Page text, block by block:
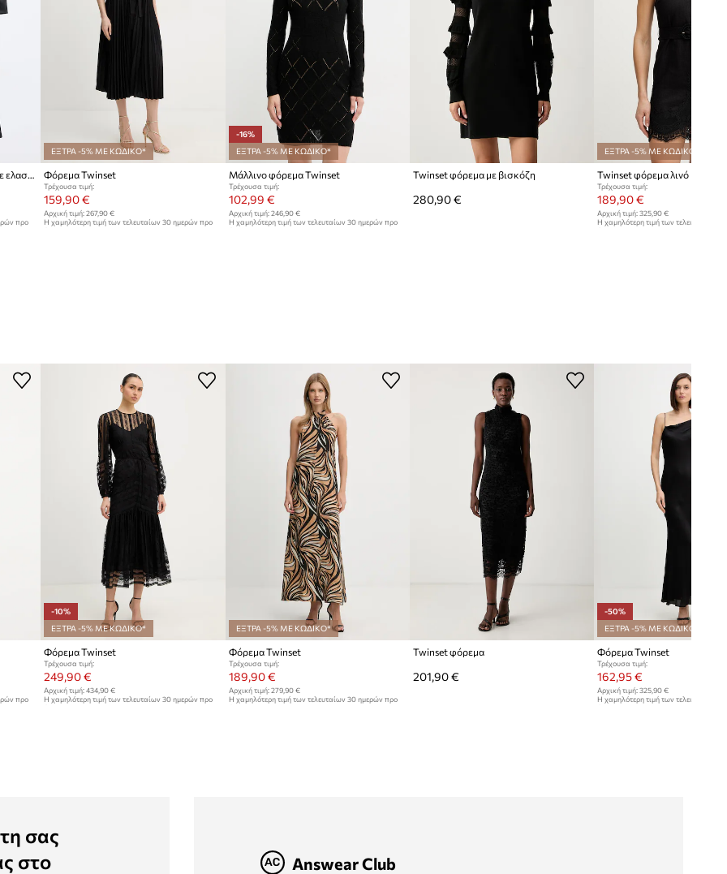
κατασκευαστή.
Πίνακας μεγέθους
Twinset Καλοκαιρινό βαμβάκι με ελαστάν
προ
ΕΞΤΡΑ -5% ΜΕ ΚΩΔΙΚΟ*
Φόρεμα Twinset
Τρέχουσα τιμή:
159,90 €
Αρχική τιμή: 267,90 €
Η χαμηλότερη τιμή των τελευταίων 30 ημερών προ
-16%
ΕΞΤΡΑ -5% ΜΕ ΚΩΔΙΚΟ*
Μάλλινο φόρεμα Twinset
Τρέχουσα τιμή:
102,99 €
Αρχική τιμή: 246,90 €
Η χαμηλότερη τιμή των τελευταίων 30 ημερών προ
Twinset φόρεμα με βισκόζη
280,90 €
ΕΞΤΡΑ -5% ΜΕ ΚΩΔΙΚΟ*
Twinset φόρεμα λινό
Τρέχουσα τιμή:
189,90 €
Αρχική τιμή: 325,90 €
Η χαμηλότερη τιμή των τελευταίων
προ
-10%
ΕΞΤΡΑ -5% ΜΕ ΚΩΔΙΚΟ*
Φόρεμα Twinset
Τρέχουσα τιμή:
249,90 €
Αρχική τιμή: 434,90 €
Η χαμηλότερη τιμή των τελευταίων 30 ημερών προ
ΕΞΤΡΑ -5% ΜΕ ΚΩΔΙΚΟ*
Φόρεμα Twinset
Τρέχουσα τιμή:
189,90 €
Αρχική τιμή: 279,90 €
Η χαμηλότερη τιμή των τελευταίων 30 ημερών προ
Twinset φόρεμα
201,90 €
-50%
ΕΞΤΡΑ -5% ΜΕ ΚΩΔΙΚΟ*
Φόρεμα Twinset
Τρέχουσα τιμή:
162,95 €
Αρχική τιμή: 325,90 €
Η χαμηλότερη τιμή των τελευταίων
σας
στο
Answear Club